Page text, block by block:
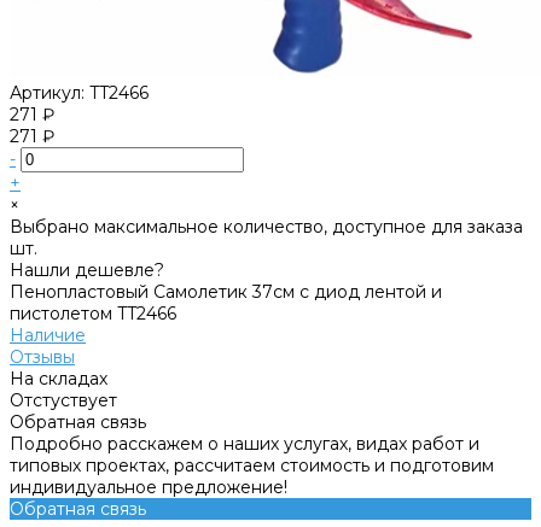
Артикул: TT2466
271 ₽
271 ₽
-
+
×
Выбрано максимальное количество, доступное для заказа
шт.
Нашли дешевле?
Пенопластовый Самолетик 37см с диод лентой и
пистолетом TT2466
Наличие
Отзывы
На складах
Отстуствует
Обратная связь
Подробно расскажем о наших услугах, видах работ и
типовых проектах, рассчитаем стоимость и подготовим
индивидуальное предложение!
Обратная связь